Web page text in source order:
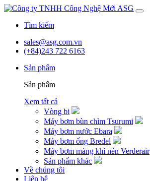
Skip
contentTìm kiếm
sales@asg.com.vn
(+84)243 722 6163
Sản phẩm
Sản phẩm
Xem tất cả
Vòng bi
Máy bơm bùn chìm Tsurumi
Máy bơm nước Ebara
Máy bơm ống Bredel
Máy bơm màng khí nén Verderair
Sản phẩm khác
Về chúng tôi
Liên hệ